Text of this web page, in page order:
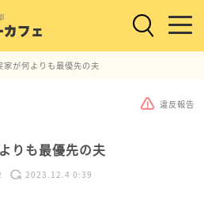
家が何よりも最優先の夫
違反報告
りも最優先の夫
2023.12.4 0:39